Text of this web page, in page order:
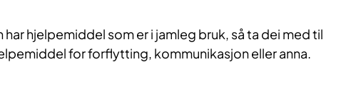
hjelpemiddel som er i jamleg bruk, så ta dei med til
for forflytting, kommunikasjon eller anna.